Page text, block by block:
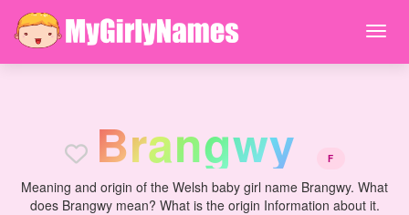
Brangwy F
Meaning and origin of the Welsh baby girl name Brangwy. What
does Brangwy mean? What is the origin Information about it.